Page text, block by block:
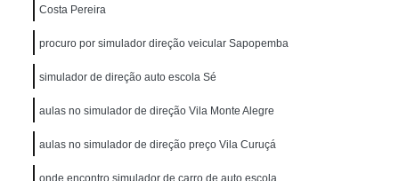
Escola para Primeira Habilitação
Auto Escola para Renovação de CNH
Carteira de Motorista Auto Escola
de Motorista Categoria D
Carteira de Motorista Definitiva
Costa Pereira
procuro por simulador direção veicular Sapopemba
simulador de direção auto escola Sé
aulas no simulador de direção Vila Monte Alegre
aulas no simulador de direção preço Vila Curuçá
onde encontro simulador de carro de auto escola